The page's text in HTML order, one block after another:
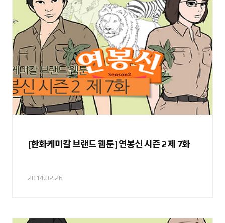
[한화케미칼 브랜드 웹툰] 연봉신 시즌 2 제 7화
2014.02.26